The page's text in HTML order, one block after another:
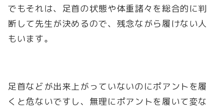
でもそれは、足首の状態や体重諸々を総合的に判
断して先生が決めるので、残念ながら履けない人
もいます。
足首などが出来上がっていないのにポアントを履
くと危ないですし、無理にポアントを履いて変な